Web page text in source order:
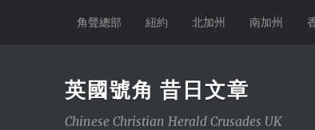
角聲總部 紐約 北加州 南加州
英國號角 昔日文章
Chinese Christian Herald Crusades UK